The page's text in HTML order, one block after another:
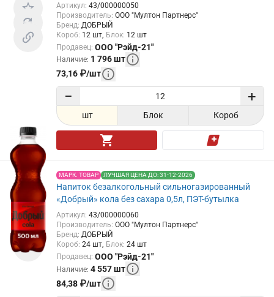
Артикул: 43/000000050
Производитель: ООО "Мултон Партнерс"
Бренд: ДОБРЫЙ
Короб: 12 шт Блок: 12 шт
Продавец: ООО "Рэйд-21"
Наличие: 1 796шт
73,16 ₽/шт
− +
шт Блок Короб
МАРК. ТОВАР ЛУЧШАЯ ЦЕНА ДО: 31-12-2026
Напиток безалкогольный сильногазированный
«Добрый» кола без сахара 0,5л, ПЭТ-бутылка
Артикул: 43/000000060
Производитель: ООО "Мултон Партнерс"
Бренд: ДОБРЫЙ
Короб: 24 шт Блок: 24 шт
Продавец: ООО "Рэйд-21"
Наличие: 4 557шт
84,38 ₽/шт